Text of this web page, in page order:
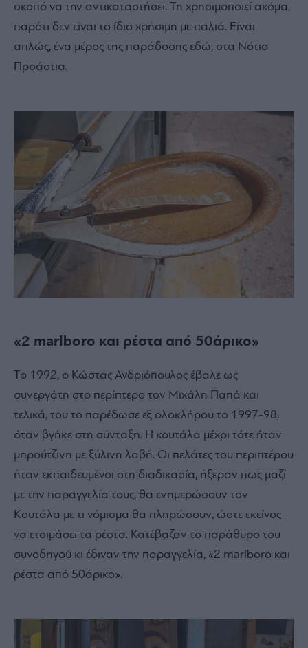
σκοπό να την αντικαταστήσει. Τη χρησιμοποιεί ακόμα,
παρότι δεν είναι το ίδιο χρήσιμη με παλιά. Είναι
απλώς, ένα μέρος της παράδοσης εδώ, στα Νότια
Προάστια.
«2 marlboro και ρέστα από 50άρικο»
Το 1992, ο Κώστας Ανδριόπουλος έβαλε ως
συνεργάτη στο περίπτερο τον Μιχάλη Παπά και
τελικά, του το παρέδωσε εξ ολοκλήρου το 1997-98,
όταν βγήκε στη σύνταξη. Η κουτάλα μέχρι τότε ήταν
μπρούτζινη με ξύλινη λαβή. Οι πελάτες του περιπτέρου
ήταν εκπαιδευμένοι στη διαδικασία, ήξεραν πως μαζί
με την παραγγελία τους, θα ενημερώσουν τον
Κουτάλα με τι νόμισμα θα πληρώσουν, ώστε εκείνος
να ετοιμάσει τα ρέστα. Κατέβαζαν το παράθυρο του
συνοδηγού κι έδιναν την παραγγελία, «2 marlboro και
ρέστα από 50άρικο».